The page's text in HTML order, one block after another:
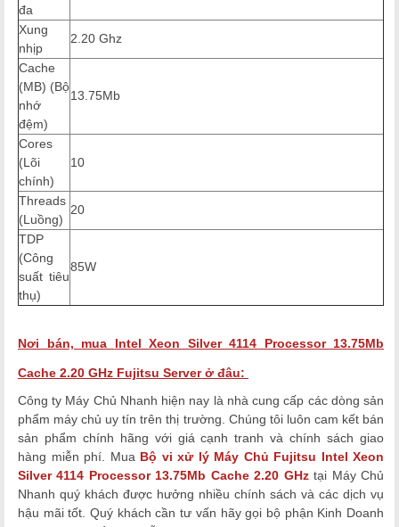
đa
Xung
nhịp
2.20 Ghz
Cache
(MB) (Bộ
nhớ
đệm)
13.75Mb
Cores
(Lõi
chính)
10
Threads
(Luồng)
20
TDP
(Công
suất tiêu
thụ)
85W
Nơi bán, mua Intel Xeon Silver 4114 Processor 13.75Mb
Cache 2.20 GHz Fujitsu Server ở đâu:
Công ty Máy Chủ Nhanh hiện nay là nhà cung cấp các dòng sản
phẩm máy chủ uy tín trên thị trường. Chúng tôi luôn cam kết bán
sản phẩm chính hãng với giá cạnh tranh và chính sách giao
hàng miễn phí. Mua Bộ vi xử lý Máy Chủ Fujitsu Intel Xeon
Silver 4114 Processor 13.75Mb Cache 2.20 GHztại Máy Chủ
Nhanh quý khách được hưởng nhiều chính sách và các dịch vụ
hậu mãi tốt. Quý khách cần tư vấn hãy gọi bộ phận Kinh Doanh